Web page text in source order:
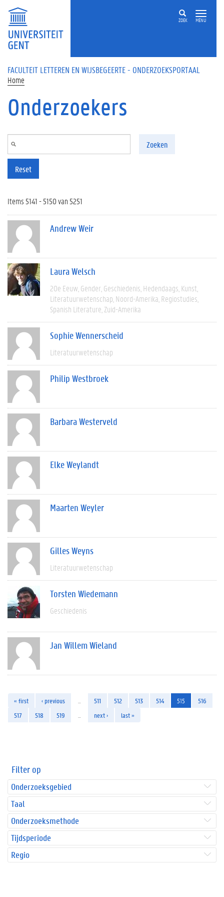
Overslaan en naar de inhoud gaan
ZOEK MENU
FACULTEIT LETTEREN EN WIJSBEGEERTE - ONDERZOEKSPORTAAL
Home
Onderzoekers
Zoeken
Reset
Items 5141 - 5150 van 5251
Andrew Weir
Laura Welsch
20e Eeuw Gender Geschiedenis Hedendaags Kunst
Literatuurwetenschap Noord-Amerika Regiostudies
Spanish Literature Zuid-Amerika
Sophie Wennerscheid
Literatuurwetenschap
Philip Westbroek
Barbara Westerveld
Elke Weylandt
Maarten Weyler
Gilles Weyns
Literatuurwetenschap
Torsten Wiedemann
Geschiedenis
Jan Willem Wieland
« first ‹ previous 511 512 513 514 515
516
517
518 519 next › last »
Filter op
Onderzoeksgebied
Taal
Onderzoeksmethode
Tijdsperiode
Regio